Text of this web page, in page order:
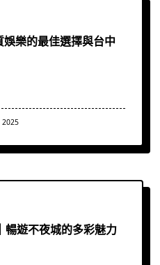
樂的最佳選擇與台中
2025
暢遊不夜城的多彩魅力